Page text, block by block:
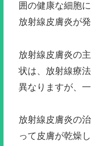
囲の健康な細胞
放射線皮膚炎が発
放射線皮膚炎の
状は、放射線療
異なりますが、
放射線皮膚炎の
って皮膚が乾燥